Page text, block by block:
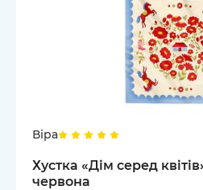
Віра
Хустка «Дім серед
червона